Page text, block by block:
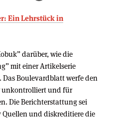
Ein Lehrstück in
darüber, wie die
mit einer Artikelserie
Das Boulevardblatt werfe den
unkontrolliert und für
Die Berichterstattung sei
und diskreditiere die